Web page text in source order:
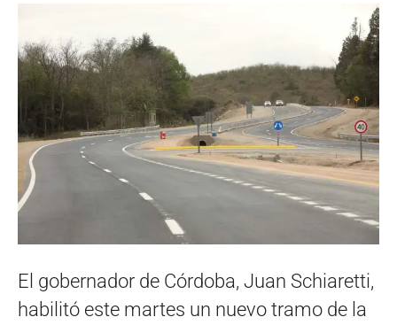
El gobernador de Córdoba, Juan Schiaretti,
habilitó este martes un nuevo tramo de la